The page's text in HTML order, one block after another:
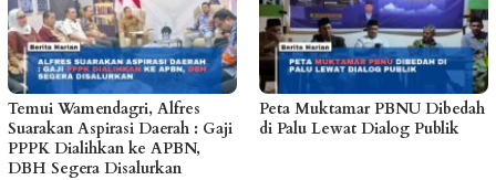
Temui Wamendagri, Alfres
Suarakan Aspirasi Daerah : Gaji
PPPK Dialihkan ke APBN,
DBH Segera Disalurkan
Peta Muktamar PBNU Dibedah
di Palu Lewat Dialog Publik